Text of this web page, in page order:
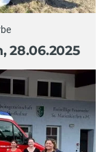
28.06.2025